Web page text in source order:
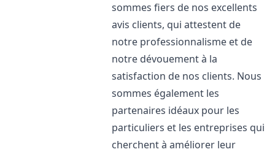
sommes fiers de nos excellents
avis clients, qui attestent de
notre professionnalisme et de
notre dévouement à la
satisfaction de nos clients. Nous
sommes également les
partenaires idéaux pour les
particuliers et les entreprises qui
cherchent à améliorer leur